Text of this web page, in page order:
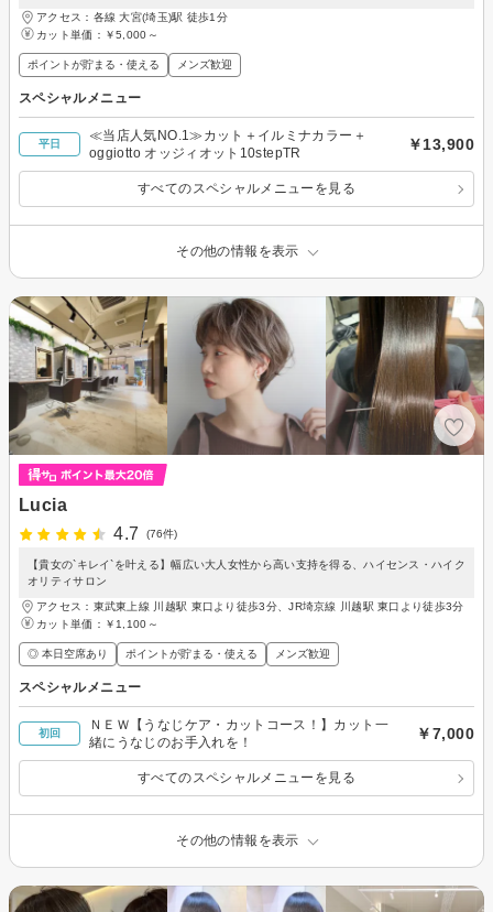
アクセス：各線 大宮(埼玉)駅 徒歩1分
カット単価： ￥5,000～
ポイントが貯まる・使える メンズ歓迎
スペシャルメニュー
平日
≪当店人気NO.1≫カット＋イルミナカラー＋
oggiotto オッジィオット10stepTR
￥13,900
すべてのスペシャルメニューを見る
その他の情報を表示
Lucia
4.7
(76件)
【貴女の`キレイ`を叶える】幅広い大人女性から高い支持を得る、ハイセンス・ハイク
オリティサロン
アクセス：東武東上線 川越駅 東口より徒歩3分、JR埼京線 川越駅 東口より徒歩3分
カット単価： ￥1,100～
◎ 本日空席あり ポイントが貯まる・使える メンズ歓迎
スペシャルメニュー
初回
ＮＥＷ【うなじケア・カットコース！】カット一
緒にうなじのお手入れを！
￥7,000
すべてのスペシャルメニューを見る
その他の情報を表示